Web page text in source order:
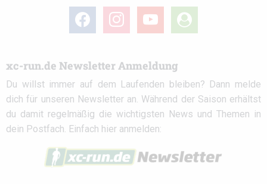
facebook instagramyoutube
user-
circle
xc-run.de Newsletter Anmeldung
Du willst immer auf dem Laufenden bleiben? Dann melde
dich für unseren Newsletter an. Während der Saison erhältst
du damit regelmäßig die wichtigsten News und Themen in
dein Postfach. Einfach hier anmelden: